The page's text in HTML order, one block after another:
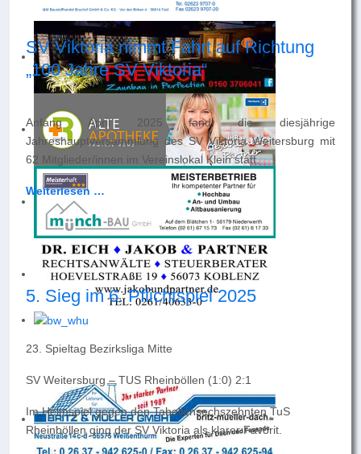
SV Viktoria nimmt Fahrt auf Richtung
„100 Jahre SV Viktoria“
Anfang April 2025 fand die diesjährige
Jahreshauptversammlung des SV Viktoria Weitersburg mit
62 Mitglieder/innen im Vereinslokal Klein statt.
Weiterlesen …
5. Sieg im 6. Pflichtspiel 2025
23. Spieltag Bezirksliga Mitte
SV Weitersburg – TUS Rheinböllen (1:0) 2:1
Im Heimspiel gegen den Tabellensechszehnten TuS
Rheinböllen ging der SV Viktoria als klarer Favorit.